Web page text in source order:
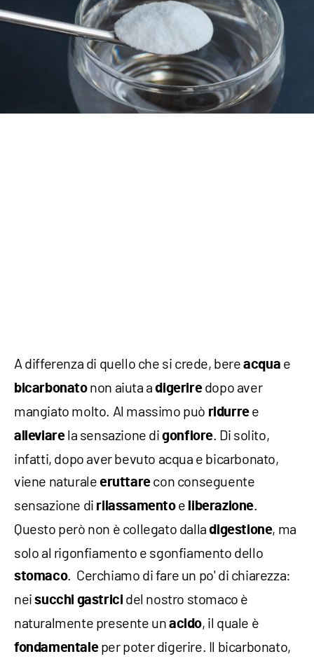
A differenza di quello che si crede, bereacqua e
bicarbonatonon aiuta adigerire dopo aver
mangiato molto. Al massimo può ridurree
alleviarela sensazione digonfiore. Di solito,
infatti, dopo aver bevuto acqua e bicarbonato,
viene naturale eruttarecon conseguente
sensazione di rilassamentoe liberazione.
Questo però non è collegato dalladigestione, ma
solo al rigonfiamento e sgonfiamento dello
stomaco. Cerchiamo di fare un po' di chiarezza:
neisucchi gastrici del nostro stomaco è
naturalmente presente unacido, il quale è
fondamentaleper poter digerire. Il bicarbonato,